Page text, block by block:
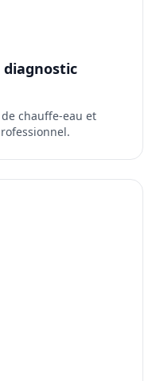
diagnostic
chauffe-eau et